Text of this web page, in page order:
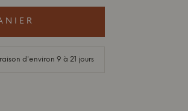
d'environ 9 à 21 jours